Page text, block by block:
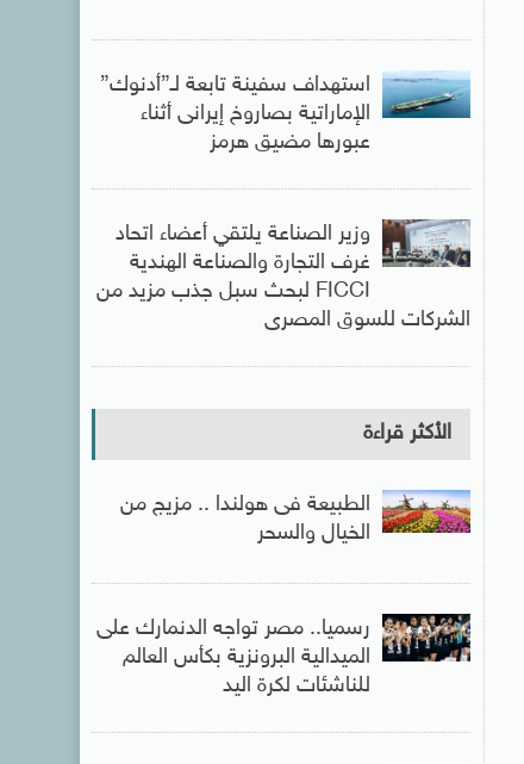
استهداف سفينة تابعة لـ”أدنوك”
الإماراتية بصاروخ إيرانى أثناء
عبورها مضيق هرمز
وزير الصناعة يلتقي أعضاء اتحاد
غرف التجارة والصناعة الهندية
FICCI لبحث سبل جذب مزيد من
الشركات للسوق المصرى
الأكثر قراءة
الطبيعة فى هولندا .. مزيج من
الخيال والسحر
رسميا.. مصر تواجه الدنمارك على
الميدالية البرونزية بكأس العالم
للناشئات لكرة اليد